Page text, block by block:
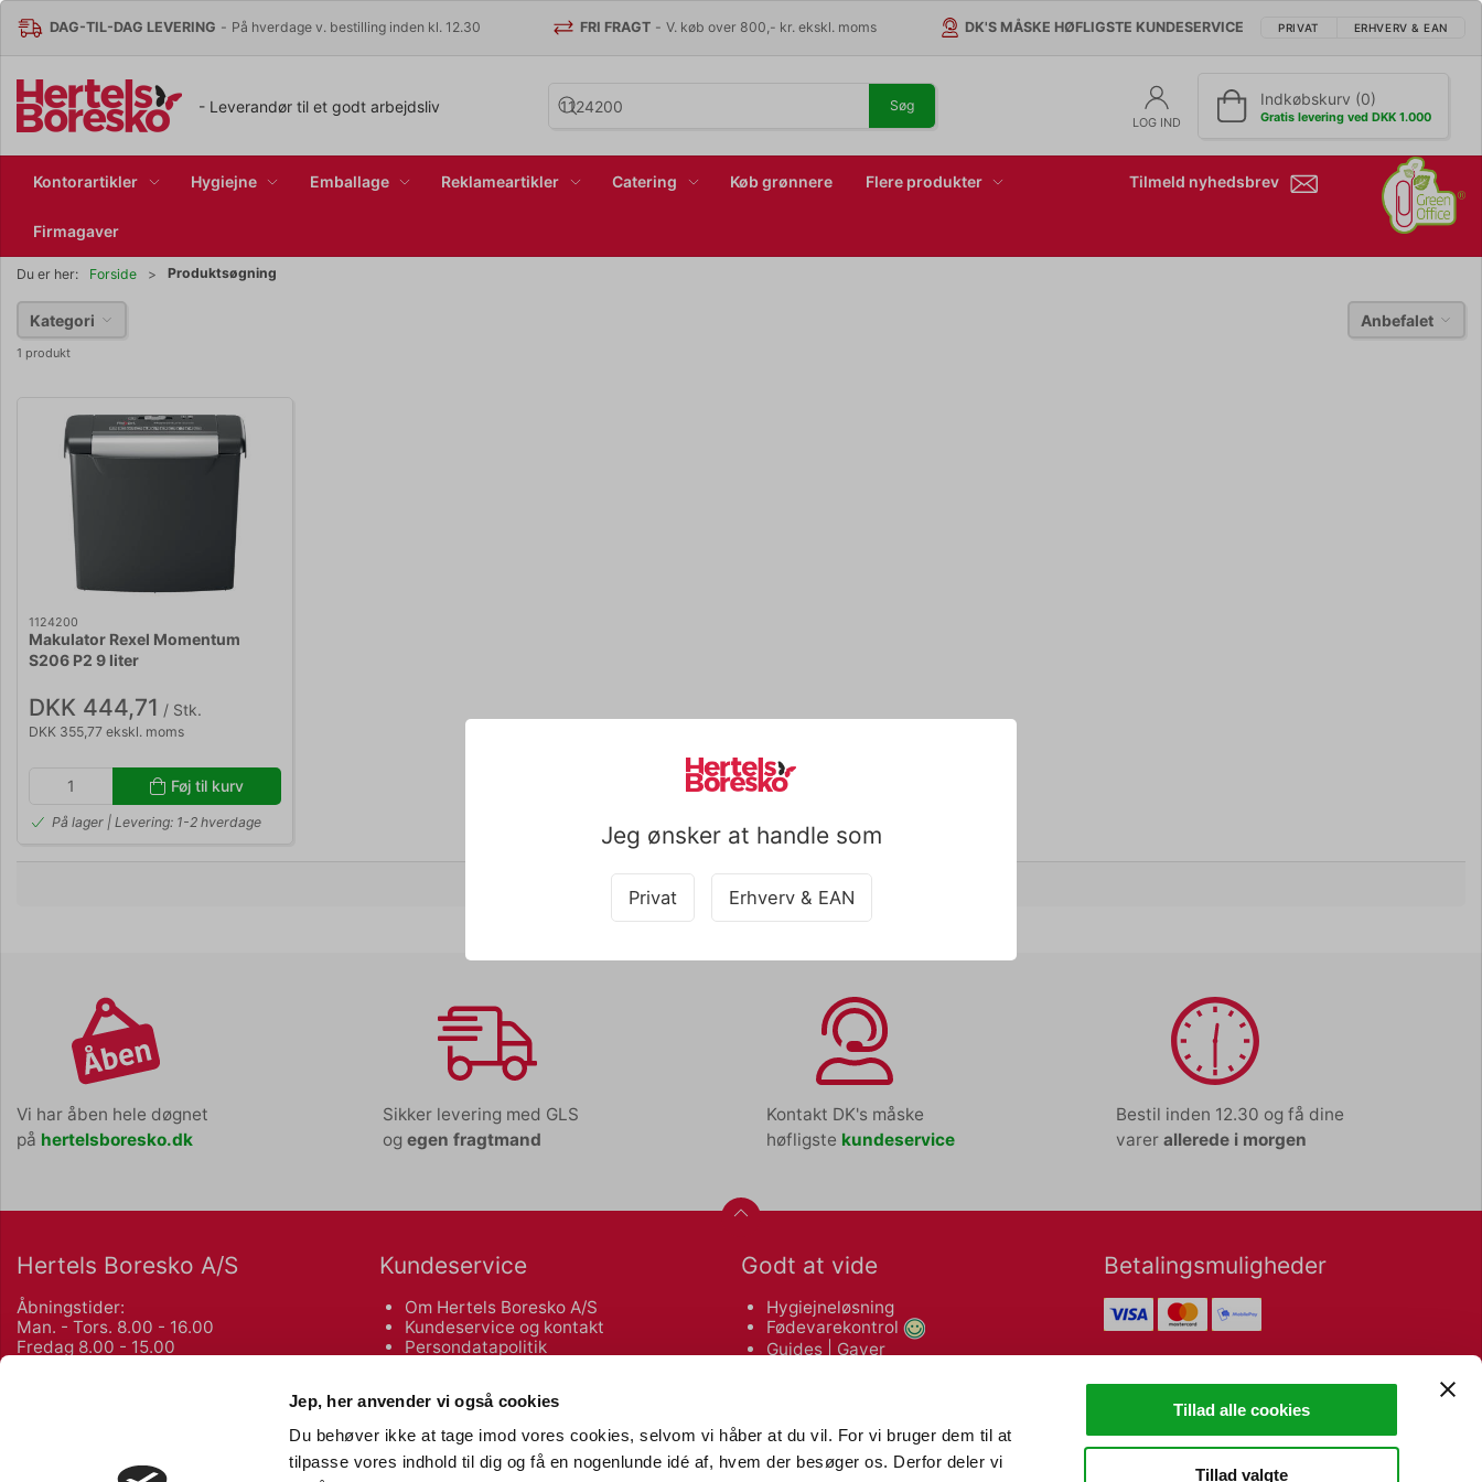
Jep, her anvender vi også cookies
Du behøver ikke at tage imod vores cookies, selvom vi håber at du vil. For vi bruger dem til at
tilpasse vores indhold til dig og få en nogenlunde idé af, hvem der besøger os. Derfor deler vi
Tillad alle cookies
Tillad valgte
DAG-TIL-DAG LEVERING - På hverdage v. bestilling inden kl. 12.30 FRI FRAGT -V. køb over 800,- kr. ekskl. moms DK'S MÅSKE HØFLIGSTE KUNDESERVICE PRIVAT ERHVERV & EAN
- Leverandør til et godt arbejdsliv Søg
LOG IND
Indkøbskurv (0)
Gratis levering ved DKK 1.000
Kontorartikler Hygiejne Emballage Reklameartikler Catering Køb grønnere Flere produkter
Firmagaver
Tilmeld nyhedsbrev
Du er her: Forside Produktsøgning
Jeg ønsker at handle som
Privat Erhverv & EAN
Kategori Anbefalet
1 produkt
1124200
Makulator Rexel Momentum
S206 P2 9 liter
DKK 444,71 / Stk.
DKK 355,77 ekskl. moms
Føj til kurv
På lager | Levering: 1-2 hverdage
Vi har åben hele døgnet
på hertelsboresko.dk
Sikker levering med GLS
ogegen fragtmand
Kontakt DK's måske
høfligste kundeservice
Bestil inden 12.30 og få dine
varer allerede i morgen
Hertels Boresko A/S
Åbningstider:
Man. - Tors. 8.00 - 16.00
Fredag 8.00 - 15.00
Kundeservice
Om Hertels Boresko A/S
Kundeservice og kontakt
Persondatapolitik
Bliv kunde
Godt at vide
Hygiejneløsning
Fødevarekontrol
Guides
Gaver
Nyttige links
Betalingsmuligheder
Nyhedsbrev